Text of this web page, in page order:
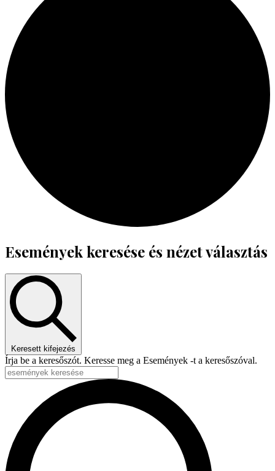
Események
for
2025,december,13
Események keresése és nézet választás
Keresett kifejezés
Írja be a keresőszót. Keresse meg a Események -t a keresőszóval.